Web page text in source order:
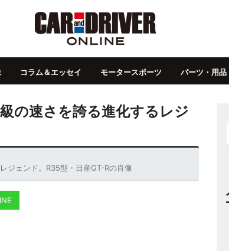
コラム＆エッセイ モータースポーツ パーツ・用品
の速さを誇る進化するレジ
ジェンド。R35型・日産GT-Rの肖像